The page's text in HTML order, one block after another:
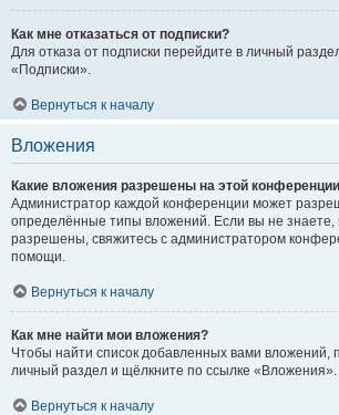
Как мне отказаться от подписки?
Для отказа от подписки перейдите в личный
«Подписки».
Вернуться к началу
Вложения
Какие вложения разрешены на этой
Администратор каждой конференции может
определённые типы вложений. Если вы не знаете,
разрешены, свяжитесь с администратором
помощи.
Вернуться к началу
Как мне найти мои вложения?
Чтобы найти список добавленных вами вложений,
личный раздел и щёлкните по ссылке «Вложения».
Вернуться к началу